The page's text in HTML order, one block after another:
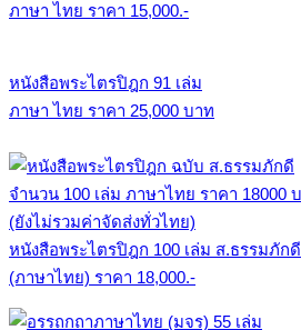
ภาษา ไทย ราคา 15,000.-
หนังสือพระไตรปิฎก 91 เล่ม
ภาษา ไทย ราคา 25,000 บาท
หนังสือพระไตรปิฎก 100 เล่ม ส.ธรรมภักดี
(ภาษาไทย) ราคา 18,000.-